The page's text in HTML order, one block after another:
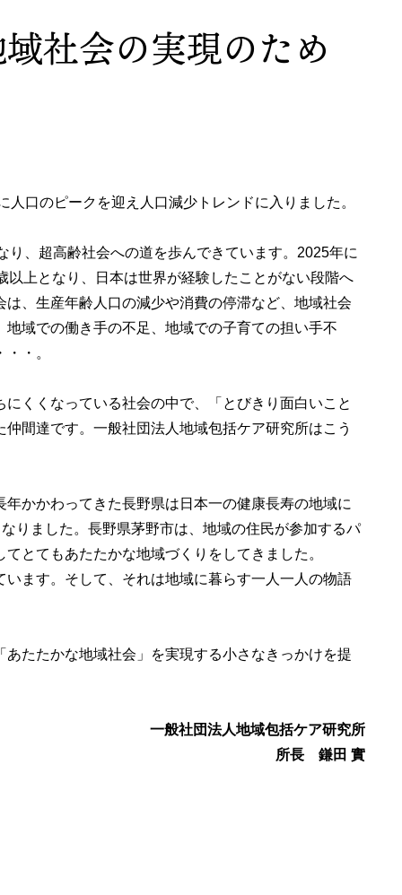
社会の実現のため
口のピークを迎え人口減少トレンドに入りました。
り、超高齢社会への道を歩んできています。2025年に
以上となり、日本は世界が経験したことがない段階へ
、生産年齢人口の減少や消費の停滞など、地域社会
域での働き手の不足、地域での子育ての担い手不
・。
くくなっている社会の中で、「とびきり面白いこと
間達です。一般社団法人地域包括ケア研究所はこう
かかわってきた長野県は日本一の健康長寿の地域に
りました。長野県茅野市は、地域の住民が参加するパ
とてもあたたかな地域づくりをしてきました。
ます。そして、それは地域に暮らす一人一人の物語
たたかな地域社会」を実現する小さなきっかけを提
一般社団法人地域包括ケア研究所
所長 鎌田 實